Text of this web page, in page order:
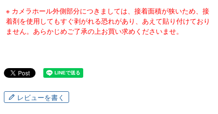
※ カメラホール外側部分につきましては、接着面積が狭いため、接
着剤を使用してもすぐ剥がれる恐れがあり、あえて貼り付けており
ません。あらかじめご了承の上お買い求めくださいませ。
レビューを書く